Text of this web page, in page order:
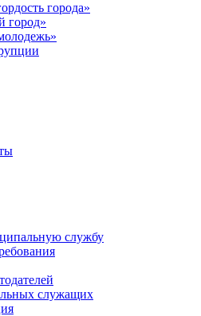
города»
город»
службу
служащих